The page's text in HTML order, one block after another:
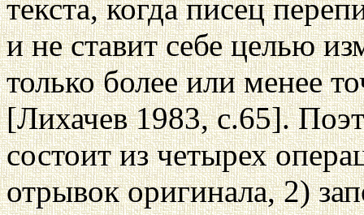
текста, когда писец
и не ставит себе целью
только более или менее
[Лихачев 1983, с.65].
состоит из четырех
отрывок оригинала, 2)